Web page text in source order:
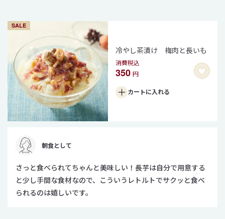
SALE
冷やし茶漬け 梅肉と長いも
消費税込
350 円
カートに入れる
朝食として
さっと食べられてちゃんと美味しい！長芋は自分で用意する
と少し手間な食材なので、こういうレトルトでサクッと食べ
られるのは嬉しいです。